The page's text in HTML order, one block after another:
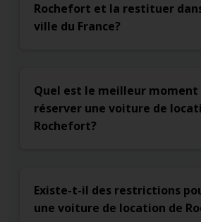
Rochefort et la restituer
ville du France?
Quel est le meilleur moment
réserver une voiture de
Rochefort?
Existe-t-il des restrictions
une voiture de location de